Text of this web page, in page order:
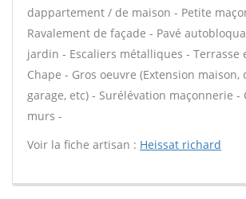
dappartement / de maison - Petite
Ravalement de façade - Pavé
jardin - Escaliers métalliques - Terrasse
Chape - Gros oeuvre (Extension
garage, etc) - Surélévation maçonnerie -
murs -
Voir la fiche artisan : Heissat richard